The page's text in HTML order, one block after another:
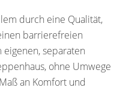
durch eine Qualität,
barrierefreien
separaten
ohne Umwege
an Komfort und